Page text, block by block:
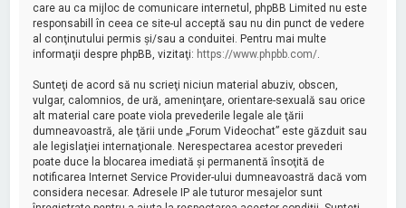
care au ca mijloc de comunicare internetul, phpBB Limited nu este
responsabill în ceea ce site-ul acceptă sau nu din punct de vedere
al conţinutului permis şi/sau a conduitei. Pentru mai multe
informaţii despre phpBB, vizitaţi: https://www.phpbb.com/.
Sunteţi de acord să nu scrieţi niciun material abuziv, obscen,
vulgar, calomnios, de ură, ameninţare, orientare-sexuală sau orice
alt material care poate viola prevederile legale ale ţării
dumneavoastră, ale ţării unde „Forum Videochat” este găzduit sau
ale legislaţiei internaţionale. Nerespectarea acestor prevederi
poate duce la blocarea imediată şi permanentă însoţită de
notificarea Internet Service Provider-ului dumneavoastră dacă vom
considera necesar. Adresele IP ale tuturor mesajelor sunt